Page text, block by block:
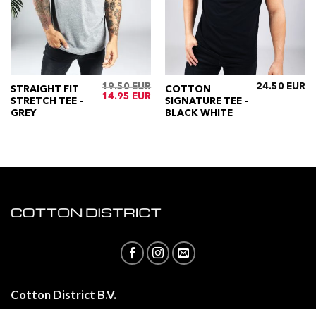
STRAIGHT FIT
STRETCH TEE –
GREY
19.50
Oorspronkelijke
14.95
Huidige
prijs
COTTON
SIGNATURE TEE –
BLACK WHITE
24.50
Cotton District B.V.